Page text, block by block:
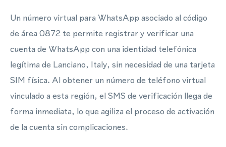
Un número virtual para WhatsApp asociado al código
de área 0872 te permite registrar y verificar una
cuenta de WhatsApp con una identidad telefónica
legítima de Lanciano, Italy, sin necesidad de una tarjeta
SIM física. Al obtener un número de teléfono virtual
vinculado a esta región, el SMS de verificación llega de
forma inmediata, lo que agiliza el proceso de activación
de la cuenta sin complicaciones.